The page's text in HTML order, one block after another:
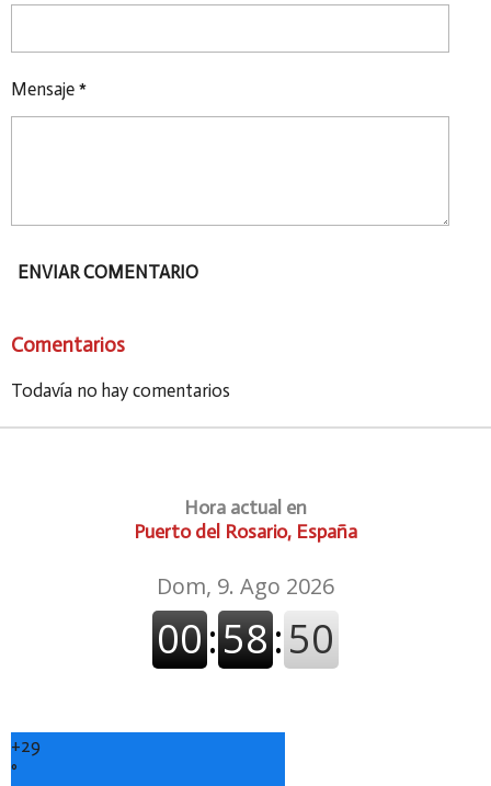
Mensaje *
ENVIAR COMENTARIO
Comentarios
Todavía no hay comentarios
Hora actual en
Puerto del Rosario, España
+29
°